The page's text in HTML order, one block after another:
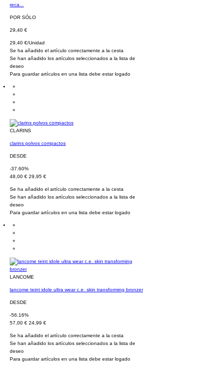
reca...
POR SÓLO
29,40 €
29,40 €/Unidad
Se ha añadido el artículo correctamente a la cesta
Se han añadido los artículos seleccionados a la lista de
deseo
Para guardar artículos en una lista debe estar logado
CLARINS
clarins polvos compactos
DESDE
-37.60%
48,00 € 29,95 €
Se ha añadido el artículo correctamente a la cesta
Se han añadido los artículos seleccionados a la lista de
deseo
Para guardar artículos en una lista debe estar logado
LANCOME
lancome teint idole ultra wear c.e. skin transforming bronzer
DESDE
-56.16%
57,00 € 24,99 €
Se ha añadido el artículo correctamente a la cesta
Se han añadido los artículos seleccionados a la lista de
deseo
Para guardar artículos en una lista debe estar logado